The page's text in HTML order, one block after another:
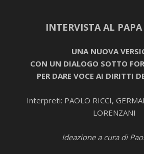
INTERVISTA AL
UNA NUOVA
CON UN DIALOGO SOTTO
PER DARE VOCE AI DIRITTI
Interpreti: PAOLO RICCI,
LORENZANI
Ideazione a cura di